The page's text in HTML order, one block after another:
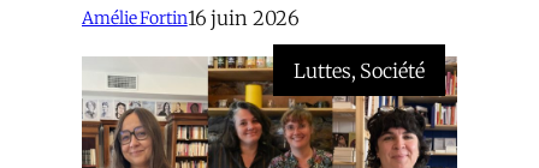
Amélie Fortin16 juin 2026
Luttes, Société